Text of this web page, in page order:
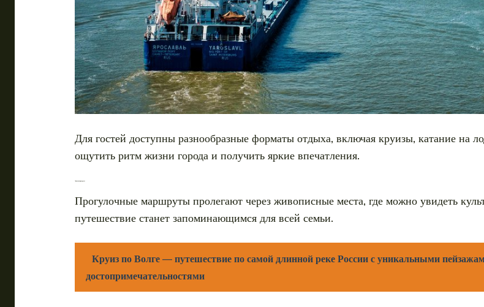
Для гостей доступны разнообразные форматы отдыха, включая круизы, катание на
ощутить ритм жизни города и получить яркие впечатления.
Лучшие маршруты
Прогулочные маршруты пролегают через живописные места, где можно увидеть
путешествие станет запоминающимся для всей семьи.
Круиз по Волге — путешествие по самой длинной реке России с уникальными
достопримечательностями